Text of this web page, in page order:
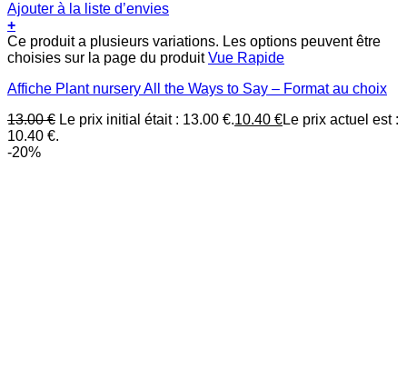
Ajouter à la liste d’envies
+
Ce produit a plusieurs variations. Les options peuvent être
choisies sur la page du produitVue Rapide
Affiche Plant nursery All the Ways to Say – Format au choix
13.00€ Le prix initial était : 13.00 €.10.40 €Le prix actuel est :
10.40 €.
-20%